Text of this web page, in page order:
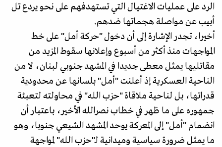
الرد على عمليات الاغتيال التي تستهدفهم على نحو يردع تل
أبيب عن مواصلة هجماتها ضدهم.
أخيرا، تجدر الإشارة إلى أن دخول "حركة أمل" على خط
المواجهات منذ أكثر من أسبوع وإعلانها سقوط المزيد من
مقاتليها يمثل معطى جديدا في المشهد جنوبي لبنان، لا من
الناحية العسكرية إذ أعلنت "أمل" بلسانها عن محدودية
قدراتها، بل لناحية ملاقاة "حزب الله" في محاولته لتعبئة
جمهوره على ما ظهر في خطاب نصرالله الأخير، باعتبار أن
انضمام "أمل" إلى المعركة يوحد المشهد الشيعي جنوبا، وهو
ما يمثل ضرورة سياسية وميدانية لـ"حزب الله" لمواجهة